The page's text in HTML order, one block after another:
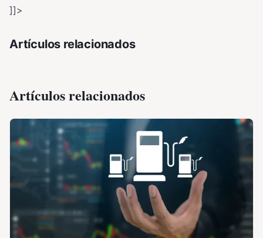
]]>
Artículos relacionados
Artículos relacionados